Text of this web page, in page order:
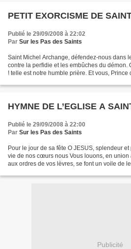
PETIT EXORCISME DE
Publié le 29/09/2008 à 22:02
Par Sur les Pas des Saints
Saint Michel Archange, défendez-nous dans
contre la perfidie et les embûches du démon.
! telle est notre humble prière. Et vous,
HYMNE DE L’EGLISE A
Publié le 29/09/2008 à 22:00
Par Sur les Pas des Saints
Pour le jour de sa fête O JESUS, splendeur
vie de nos cœurs nous Vous louons, en union
aux ordres de vos lèvres, se font un voile de
Publicité